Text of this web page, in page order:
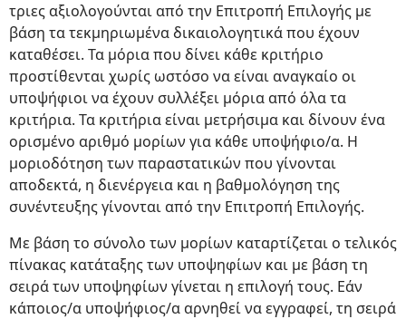
τριες αξιολογούνται από την Επιτροπή Επιλογής με
βάση τα τεκμηριωμένα δικαιολογητικά που έχουν
καταθέσει. Τα μόρια που δίνει κάθε κριτήριο
προστίθενται χωρίς ωστόσο να είναι αναγκαίο οι
υποψήφιοι να έχουν συλλέξει μόρια από όλα τα
κριτήρια. Τα κριτήρια είναι μετρήσιμα και δίνουν ένα
ορισμένο αριθμό μορίων για κάθε υποψήφιο/α. Η
μοριοδότηση των παραστατικών που γίνονται
αποδεκτά, η διενέργεια και η βαθμολόγηση της
συνέντευξης γίνονται από την Επιτροπή Επιλογής.
Με βάση το σύνολο των μορίων καταρτίζεται ο τελικός
πίνακας κατάταξης των υποψηφίων και με βάση τη
σειρά των υποψηφίων γίνεται η επιλογή τους. Εάν
κάποιος/α υποψήφιος/α αρνηθεί να εγγραφεί, τη σειρά